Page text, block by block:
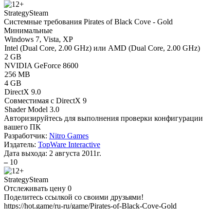
StrategySteam
Системные требования Pirates of Black Cove - Gold
Минимальные
Windows 7, Vista, XP
Intel (Dual Core, 2.00 GHz) или AMD (Dual Core, 2.00 GHz)
2 GB
NVIDIA GeForce 8600
256 MB
4 GB
DirectX 9.0
Совместимая с DirectX 9
Shader Model 3.0
Авторизируйтесь для выполнения проверки конфигурации
вашего ПК
Разработчик: Nitro Games
Издатель: TopWare Interactive
Дата выхода: 2 августа 2011г.
– 10
StrategySteam
Отслеживать цену 0
Поделитесь ссылкой со своими друзьями!
https://hot.game/ru-ru/game/Pirates-of-Black-Cove-Gold